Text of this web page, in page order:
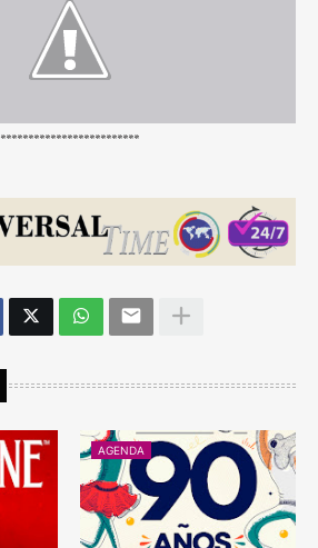
*************************
AGENDA